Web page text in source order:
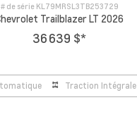
# de série KL79MRSL3TB253729
Trailblazer LT 2026
36 639 $*
Traction Intégrale